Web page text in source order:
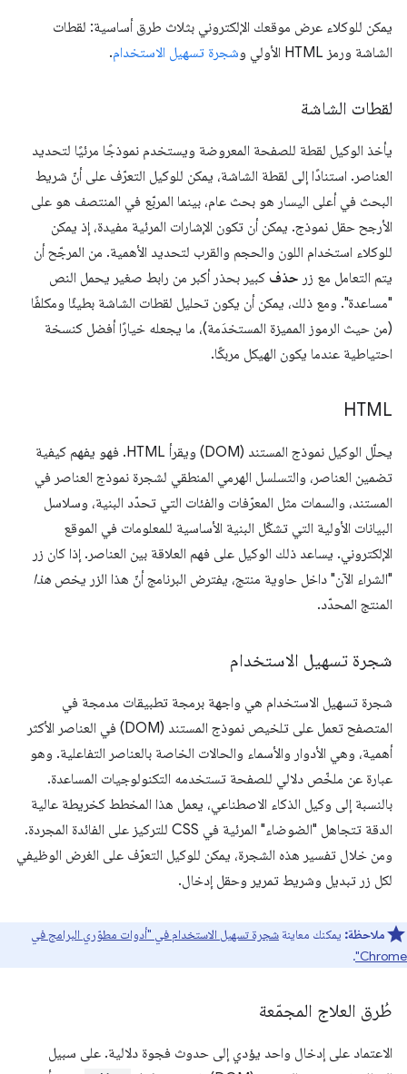
يمكن للوكلاء عرض موقعك الإلكتروني بثلاث طرق أساسية: لقطات
الشاشة ورمز HTML الأولي و
شجرة تسهيل الاستخدام.
لقطات الشاشة
يأخذ الوكيل لقطة للصفحة المعروضة ويستخدم نموذجًا مرئيًا لتحديد
العناصر. استنادًا إلى لقطة الشاشة، يمكن للوكيل التعرّف على أنّ شريط
البحث في أعلى اليسار هو بحث عام، بينما المربّع في المنتصف هو على
الأرجح حقل نموذج. يمكن أن تكون الإشارات المرئية مفيدة، إذ يمكن
للوكلاء استخدام اللون والحجم والقرب لتحديد الأهمية. من المرجّح أن
يتم التعامل مع زر حذف كبير بحذر أكبر من رابط صغير يحمل النص
"مساعدة". ومع ذلك، يمكن أن يكون تحليل لقطات الشاشة بطيئًا ومكلفًا
(من حيث الرموز المميزة المستخدَمة)، ما يجعله خيارًا أفضل كنسخة
احتياطية عندما يكون الهيكل مربكًا.
HTML
يحلّل الوكيل نموذج المستند (DOM) ويقرأ HTML. فهو يفهم كيفية
تضمين العناصر، والتسلسل الهرمي المنطقي لشجرة نموذج العناصر في
المستند، والسمات مثل المعرّفات والفئات التي تحدّد البنية، وسلاسل
البيانات الأولية التي تشكّل البنية الأساسية للمعلومات في الموقع
الإلكتروني. يساعد ذلك الوكيل على فهم العلاقة بين العناصر. إذا كان زر
"الشراء الآن" داخل حاوية منتج، يفترض البرنامج أنّ هذا الزر يخص هذا
المنتج المحدّد.
شجرة تسهيل الاستخدام
شجرة تسهيل الاستخدام هي واجهة برمجة تطبيقات مدمجة في
المتصفح تعمل على تلخيص نموذج المستند (DOM) في العناصر الأكثر
أهمية، وهي الأدوار والأسماء والحالات الخاصة بالعناصر التفاعلية. وهو
عبارة عن ملخّص دلالي للصفحة تستخدمه التكنولوجيات المساعدة.
بالنسبة إلى وكيل الذكاء الاصطناعي، يعمل هذا المخطط كخريطة عالية
الدقة تتجاهل "الضوضاء" المرئية في CSS للتركيز على الفائدة المجردة.
ومن خلال تفسير هذه الشجرة، يمكن للوكيل التعرّف على الغرض الوظيفي
لكل زر تبديل وشريط تمرير وحقل إدخال.
ملاحظة: يمكنك معاينة شجرة تسهيل الاستخدام في "أدوات مطوّري البرامج في
Chrome"
.
طُرق العلاج المجمّعة
الاعتماد على إدخال واحد يؤدي إلى حدوث فجوة دلالية. على سبيل